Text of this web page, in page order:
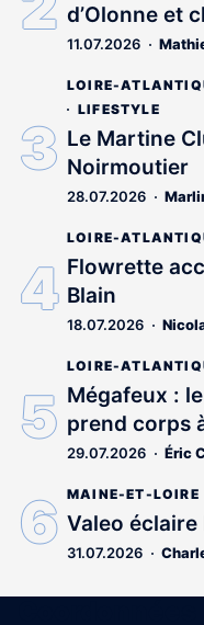
d’Olonne et
11.07.2026
LOIRE-
LIFESTYLE
Le Martine
Noirmoutier
28.07.2026
LOIRE-
Flowrette
Blain
18.07.2026
LOIRE-
Mégafeux :
prend corps
29.07.2026 Éric
MAINE-ET-LOIRE
Valeo éclaire
31.07.2026